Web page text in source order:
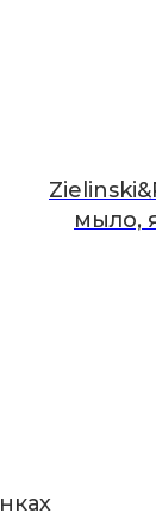
мыло,